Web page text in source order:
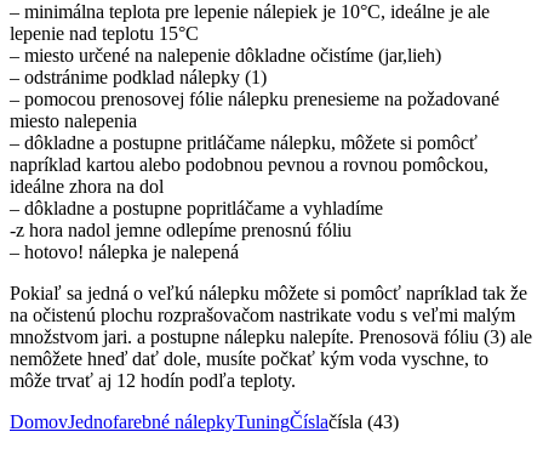
– minimálna teplota pre lepenie nálepiek je 10°C, ideálne je ale
lepenie nad teplotu 15°C
– miesto určené na nalepenie dôkladne očistíme (jar,lieh)
– odstránime podklad nálepky (1)
– pomocou prenosovej fólie nálepku prenesieme na požadované
miesto nalepenia
– dôkladne a postupne pritláčame nálepku, môžete si pomôcť
napríklad kartou alebo podobnou pevnou a rovnou pomôckou,
ideálne zhora na dol
– dôkladne a postupne popritláčame a vyhladíme
-z hora nadol jemne odlepíme prenosnú fóliu
– hotovo! nálepka je nalepená
Pokiaľ sa jedná o veľkú nálepku môžete si pomôcť napríklad tak že
na očistenú plochu rozprašovačom nastrikate vodu s veľmi malým
množstvom jari. a postupne nálepku nalepíte. Prenosovä fóliu (3) ale
nemôžete hneď dať dole, musíte počkať kým voda vyschne, to
môže trvať aj 12 hodín podľa teploty.
DomovJednofarebné nálepkyTuningČíslačísla (43)